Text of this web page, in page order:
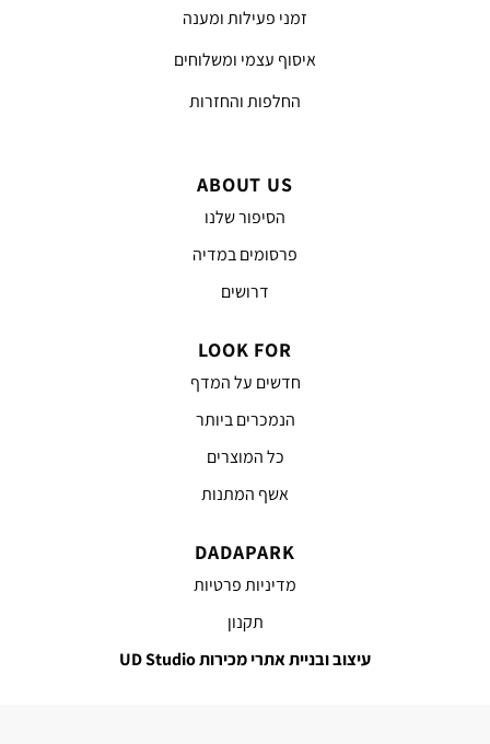
זמני פעילות ומענה
איסוף עצמי ומשלוחים
החלפות והחזרות
ABOUT US
הסיפור שלנו
פרסומים במדיה
דרושים
LOOK FOR
חדשים על המדף
הנמכרים ביותר
כל המוצרים
אשף המתנות
DADAPARK
מדיניות פרטיות
תקנון
עיצוב ובניית אתרי מכירות UD Studio